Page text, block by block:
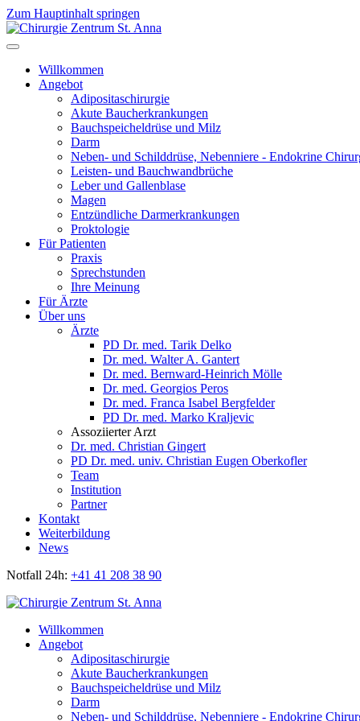
Zum Hauptinhalt springen
Willkommen
Angebot
Adipositaschirurgie
Akute Baucherkrankungen
Bauchspeicheldrüse und Milz
Darm
Neben- und Schilddrüse, Nebenniere - Endokrine
Leisten- und Bauchwandbrüche
Leber und Gallenblase
Magen
Entzündliche Darmerkrankungen
Proktologie
Für Patienten
Praxis
Sprechstunden
Ihre Meinung
Für Ärzte
Über uns
Ärzte
PD Dr. med. Tarik Delko
Dr. med. Walter A. Gantert
Dr. med. Bernward-Heinrich Mölle
Dr. med. Georgios Peros
Dr. med. Franca Isabel Bergfelder
PD Dr. med. Marko Kraljevic
Assoziierter Arzt
Dr. med. Christian Gingert
PD Dr. med. univ. Christian Eugen Oberkofler
Team
Institution
Partner
Kontakt
Weiterbildung
News
Notfall 24h: +41 41 208 38 90
Willkommen
Angebot
Adipositaschirurgie
Akute Baucherkrankungen
Bauchspeicheldrüse und Milz
Darm
Neben- und Schilddrüse, Nebenniere - Endokrine